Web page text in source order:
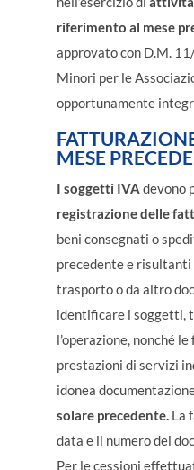
riferimento al mese
approvato con D.M.
Minori per le
opportunamente
MESE
I soggetti IVA devono
registrazione delle
beni consegnati o
precedente e risultanti
trasporto o da altro
identificare i soggetti,
l’operazione, nonché
prestazioni di servizi
idonea
solare precedente. La
data e il numero dei
Per le cessioni